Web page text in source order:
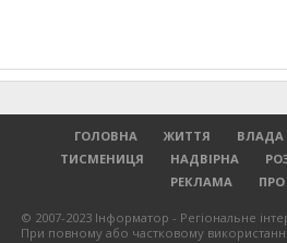
ГОЛОВНА ЖИТТЯ ВЛАДА
ТИСМЕНИЦЯ
НАДВІРНА
РЕКЛАМА
© 2007-2023 Інформатор - Регіональне
При повному або частковому використанні